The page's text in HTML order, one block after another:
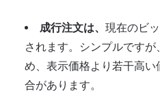
成行注文は、 現在のビ
されます。シンプルです
め、表示価格より若干高
合があります。